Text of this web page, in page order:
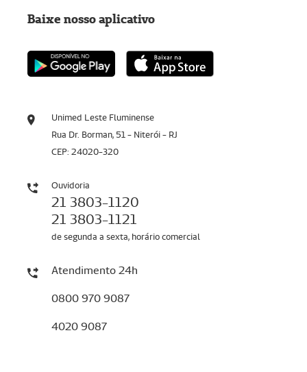
Unimed Leste Fluminense
Rua Dr. Borman, 51 - Niterói - RJ
CEP: 24020-320
Ouvidoria
21 3803-1120
21 3803-1121
de segunda a sexta, horário comercial
Atendimento 24h
0800 970 9087
4020 9087
Baixe nosso aplicativo